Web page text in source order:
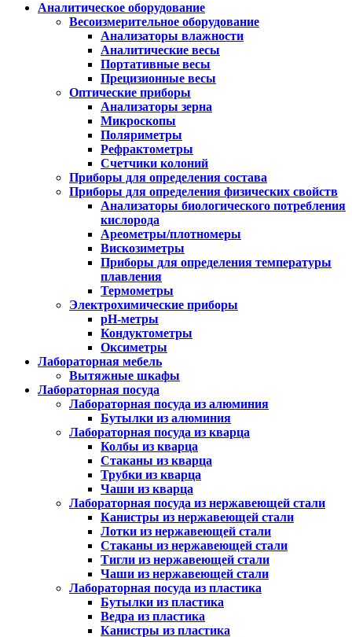
Аналитическое оборудование
Весоизмерительное оборудование
Анализаторы влажности
Аналитические весы
Портативные весы
Прецизионные весы
Оптические приборы
Анализаторы зерна
Микроскопы
Поляриметры
Рефрактометры
Счетчики колоний
Приборы для определения состава
Приборы для определения физических свойств
Анализаторы биологического потребления
кислорода
Ареометры/плотномеры
Вискозиметры
Приборы для определения температуры
плавления
Термометры
Электрохимические приборы
pH-метры
Кондуктометры
Оксиметры
Лабораторная мебель
Вытяжные шкафы
Лабораторная посуда
Лабораторная посуда из алюминия
Бутылки из алюминия
Лабораторная посуда из кварца
Колбы из кварца
Стаканы из кварца
Трубки из кварца
Чаши из кварца
Лабораторная посуда из нержавеющей стали
Канистры из нержавеющей стали
Лотки из нержавеющей стали
Стаканы из нержавеющей стали
Тигли из нержавеющей стали
Чаши из нержавеющей стали
Лабораторная посуда из пластика
Бутылки из пластика
Ведра из пластика
Канистры из пластика